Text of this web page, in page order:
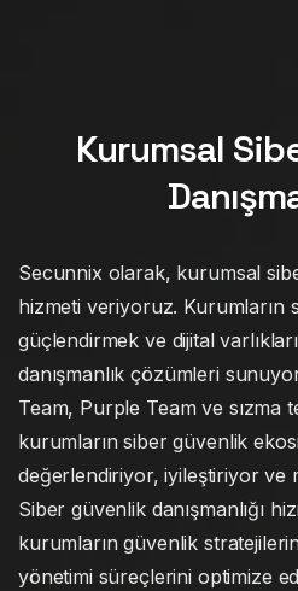
Kurumsal
Secunnix olarak, kurumsal
hizmeti veriyoruz. Kurumların
güçlendirmek ve dijital
danışmanlık çözümleri
Team, Purple Team ve sızma
kurumların siber güvenlik
değerlendiriyor, iyileştiriyor ve
Siber güvenlik danışmanlığı
kurumların güvenlik
yönetimi süreçlerini optimize